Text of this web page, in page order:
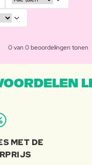
0 van 0 beoordelingen tonen
MET DE